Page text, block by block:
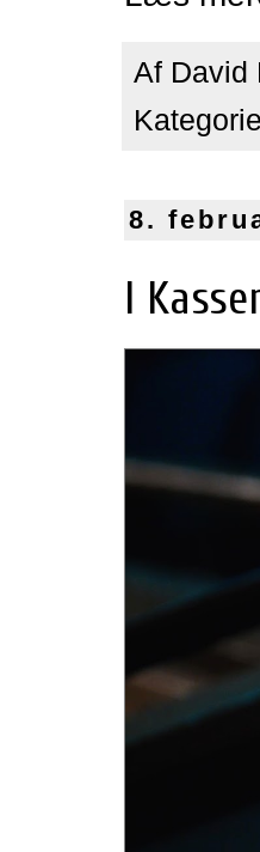
Af David
8.
I